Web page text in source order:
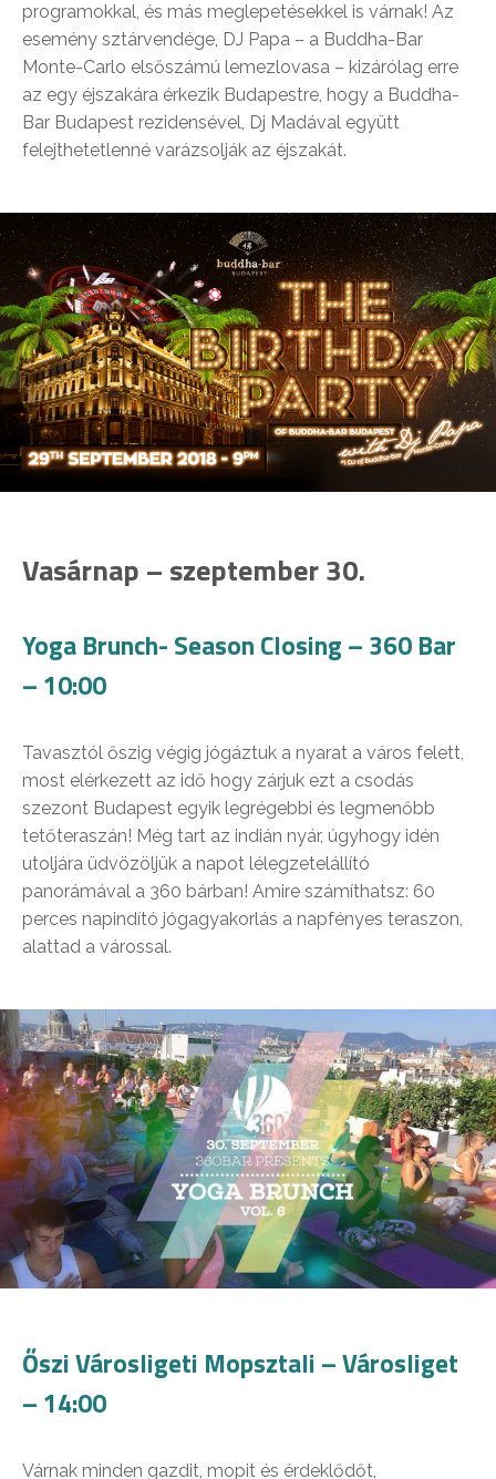
programokkal, és más meglepetésekkel is várnak! Az
esemény sztárvendége, DJ Papa – a Buddha-Bar
Monte-Carlo elsőszámú lemezlovasa – kizárólag erre
az egy éjszakára érkezik Budapestre, hogy a Buddha-
Bar Budapest rezidensével, Dj Madával együtt
felejthetetlenné varázsolják az éjszakát.
Vasárnap – szeptember 30.
Yoga Brunch- Season Closing – 360 Bar
– 10:00
Tavasztól őszig végig jógáztuk a nyarat a város felett,
most elérkezett az idő hogy zárjuk ezt a csodás
szezont Budapest egyik legrégebbi és legmenőbb
tetőteraszán! Még tart az indián nyár, úgyhogy idén
utoljára üdvözöljük a napot lélegzetelállító
panorámával a 360 bárban! Amire számíthatsz: 60
perces napindító jógagyakorlás a napfényes teraszon,
alattad a várossal.
Őszi Városligeti Mopsztali – Városliget
– 14:00
Várnak minden gazdit, mopit és érdeklődőt,